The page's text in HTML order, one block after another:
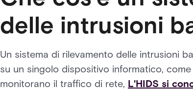
delle intrusioni
Un sistema di rilevamento delle intrusioni
su un singolo dispositivo informatico,
monitorano il traffico di rete, L'HIDS si